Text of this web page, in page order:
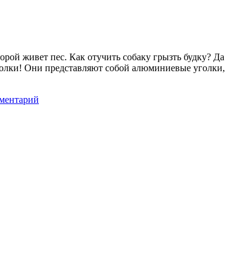
живет пес. Как отучить собаку грызть будку? Да
Они представляют собой алюминиевые уголки,